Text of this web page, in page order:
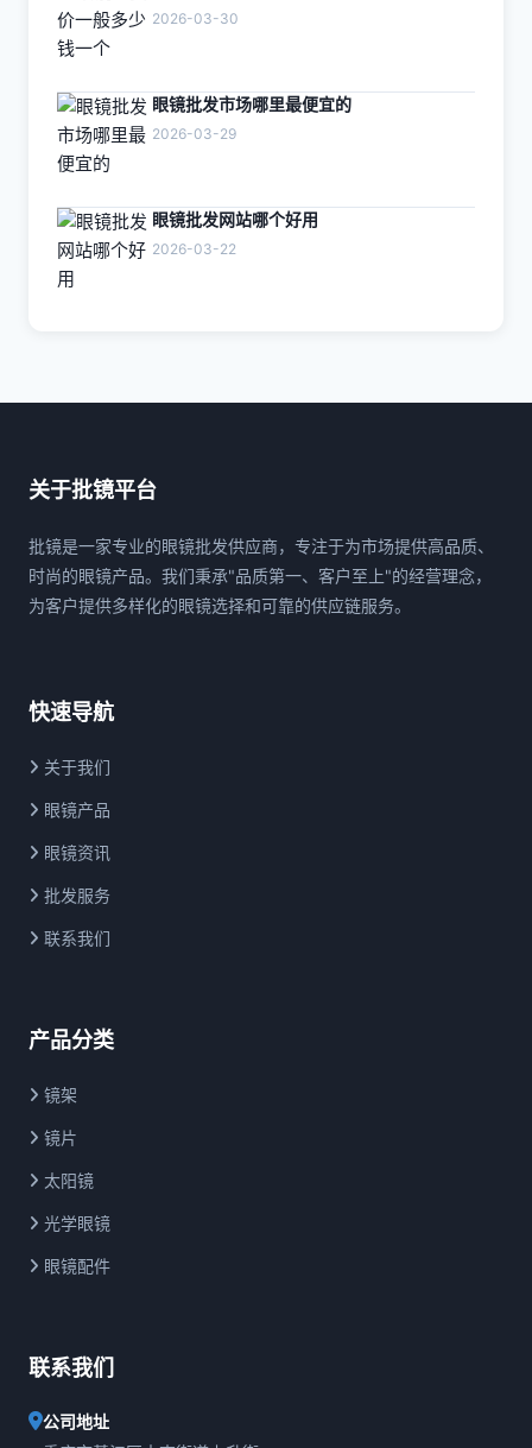
2026-03-30
眼镜批发市场哪里最便宜的
2026-03-29
眼镜批发网站哪个好用
2026-03-22
关于批镜平台
批镜是一家专业的眼镜批发供应商，专注于为市场提供高品质、
时尚的眼镜产品。我们秉承"品质第一、客户至上"的经营理念，
为客户提供多样化的眼镜选择和可靠的供应链服务。
快速导航
关于我们
眼镜产品
眼镜资讯
批发服务
联系我们
产品分类
镜架
镜片
太阳镜
光学眼镜
眼镜配件
联系我们
公司地址